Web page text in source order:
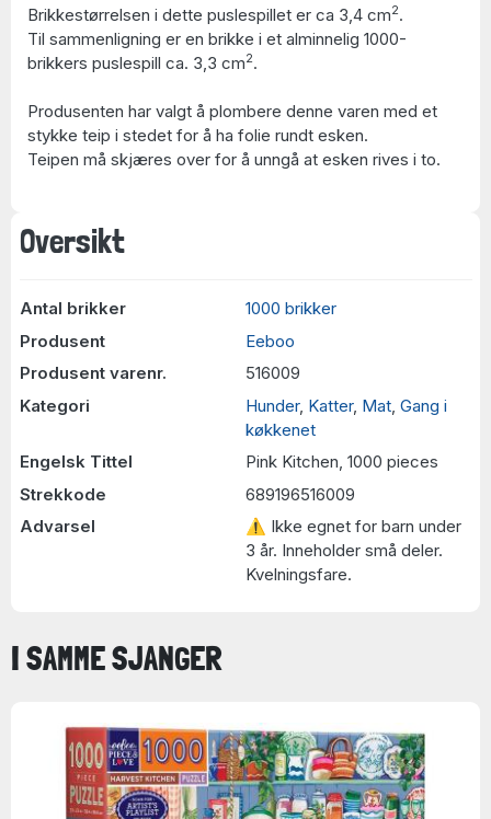
Oversikt
Antal brikker
1000 brikker
Produsent
Eeboo
Produsent varenr.
516009
Kategori
Hunder, Katter, Mat Gang i
køkkenet
Engelsk Tittel
Pink Kitchen, 1000 pieces
Strekkode
689196516009
Advarsel
⚠ Ikke egnet for barn under
3 år. Inneholder små deler.
Kvelningsfare.
Brikkestørrelsen i dette puslespillet er ca 3,4 cm2.
Til sammenligning er en brikke i et alminnelig 1000-
brikkers puslespill ca. 3,3 cm2.
Produsenten har valgt å plombere denne varen med et
stykke teip i stedet for å ha folie rundt esken.
Teipen må skjæres over for å unngå at esken rives i to.
I SAMME SJANGER